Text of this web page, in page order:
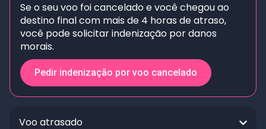
Se o seu voo foi cancelado e você chegou ao
destino final com mais de 4 horas de atraso,
você pode solicitar indenização por danos
morais.
Pedir indenização por voo cancelado
Voo atrasado